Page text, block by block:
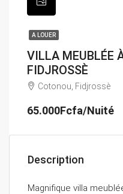
A LOUER
VILLA MEUBLÉE
FIDJROSSÈ
Cotonou, Fidjrossè
65.000Fcfa/Nuité
Description
Magnifique villa